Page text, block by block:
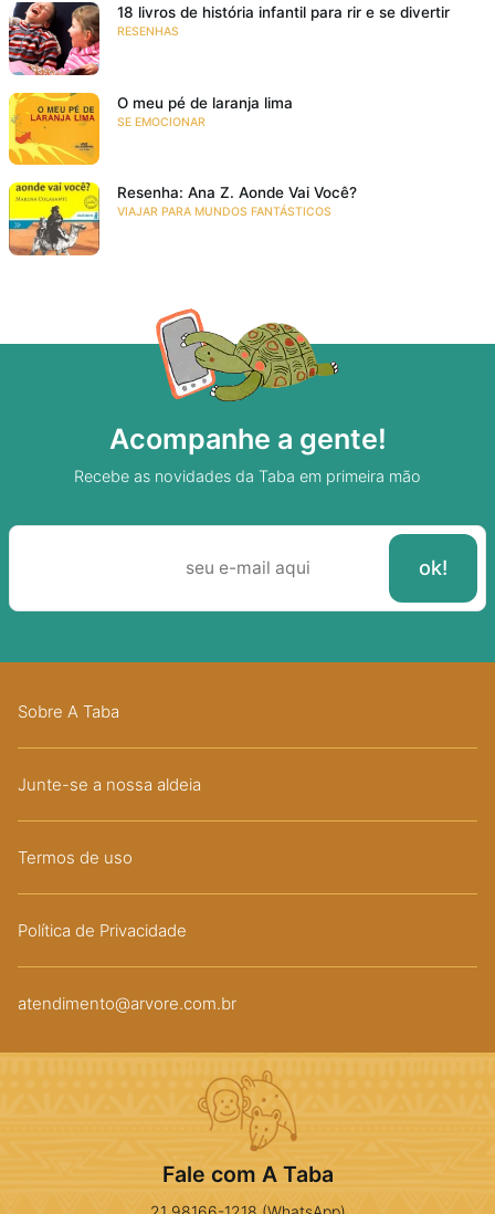
18 livros de história infantil para rir e se divertir
RESENHAS
O meu pé de laranja lima
SE EMOCIONAR
Resenha: Ana Z. Aonde Vai Você?
VIAJAR PARA MUNDOS FANTÁSTICOS
Acompanhe a gente!
Recebe as novidades da Taba em primeira mão
Sobre A Taba
Junte-se a nossa aldeia
Termos de uso
Política de Privacidade
atendimento@arvore.com.br
Fale com A Taba